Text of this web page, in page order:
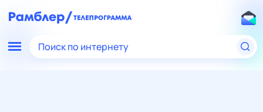
Поиск по интернету